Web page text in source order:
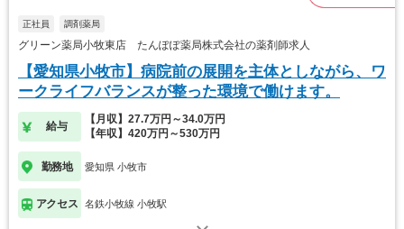
正社員 調剤薬局
グリーン薬局小牧東店 たんぽぽ薬局株式会社の薬剤師求人
【愛知県小牧市】病院前の展開を主体としながら、ワ
ークライフバランスが整った環境で働けます。
給与
【月収】27.7万円～34.0万円
【年収】420万円～530万円
勤務地 愛知県 小牧市
アクセス 名鉄小牧線 小牧駅